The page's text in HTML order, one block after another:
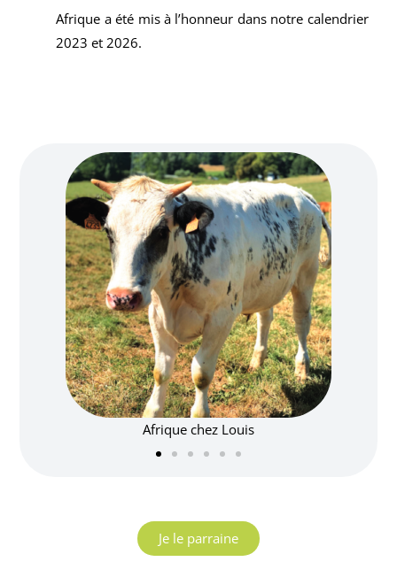
Afrique a été mis à l’honneur dans notre calendrier
2023 et 2026.
Afrique chez Anne-Lorraine
Je le parraine